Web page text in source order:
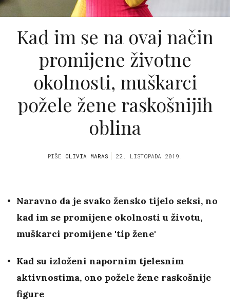
Kad im se na ovaj način
promijene životne
okolnosti, muškarci
požele žene raskošnijih
oblina
PIŠE OLIVIA MARAS 22. LISTOPADA 2019.
Naravno da je svako žensko tijelo seksi, no
kad im se promijene okolnosti u životu,
muškarci promijene 'tip žene'
Kad su izloženi napornim tjelesnim
aktivnostima, ono požele žene raskošnije
figure